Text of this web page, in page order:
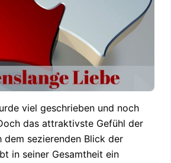
viel geschrieben und noch
das attraktivste Gefühl der
dem sezierenden Blick der
in seiner Gesamtheit ein